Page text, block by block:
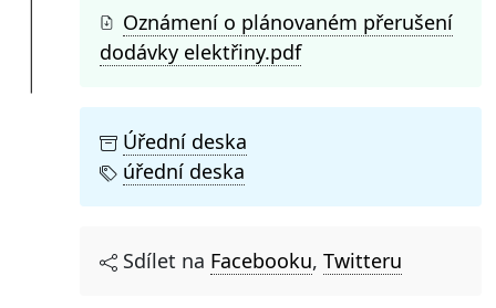
Oznámení o plánovaném přerušení
dodávky elektřiny.pdf
Úřední deska
úřední deska
Sdílet na Facebooku, Twitteru